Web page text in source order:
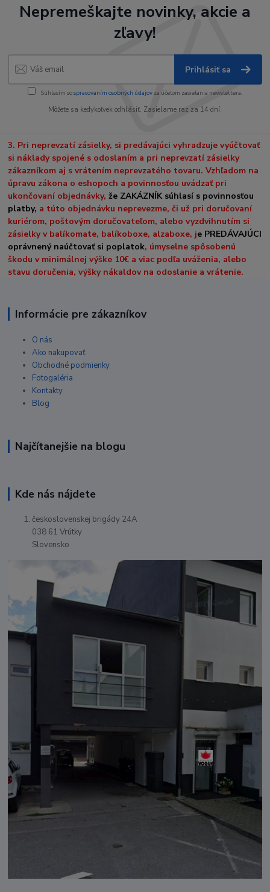
Nepremeškajte novinky, akcie a
zľavy!
Prihlásiť sa
Súhlasím sospracovaním osobných údajov za účelom zasielania newslettera.
Môžete sa kedykoľvek odhlásiť. Zasielame raz za 14 dní.
3. Pri neprevzatí zásielky, si predávajúci vyhradzuje vyúčtovať
si náklady spojené s odoslaním a pri neprevzatí zásielky
zákazníkom aj s vrátením neprevzatého tovaru. Vzhľadom na
úpravu zákona o eshopoch a povinnosťou uvádzať pri
ukončovaní objednávky,že ZAKÁZNÍK súhlasí s povinnosťou
platby, a túto objednávku neprevezme, či už pri doručovaní
kuriérom, poštovým doručovateľom, alebo vyzdvihnutím si
zásielky v balíkomate, balíkoboxe, alzaboxe, je PREDÁVAJÚCI
oprávnený naúčtovať si poplatok, úmyselne spôsobenú
škodu v minimálnej výške 10€ a viac podľa uváženia, alebo
stavu doručenia, výšky nákaldov na odoslanie a vrátenie.
Informácie pre zákazníkov
O nás
Ako nakupovať
Obchodné podmienky
Fotogaléria
Kontakty
Blog
Najčítanejšie na blogu
Kde nás nájdete
československej brigády 24A
038 61 Vrútky
Slovensko